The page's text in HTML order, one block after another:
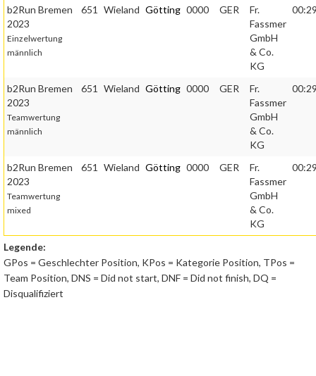
b2Run Bremen
2023
Einzelwertung
männlich
651 Wieland Götting 0000 GER
Fr.
Fassmer
GmbH
& Co.
KG
b2Run Bremen
2023
Teamwertung
männlich
651 Wieland Götting 0000 GER
Fr.
Fassmer
GmbH
& Co.
KG
b2Run Bremen
2023
Teamwertung
mixed
651 Wieland Götting 0000 GER
Fr.
Fassmer
GmbH
& Co.
KG
Legende:
GPos = Geschlechter Position, KPos = Kategorie Position, TPos =
Team Position, DNS = Did not start, DNF = Did not finish, DQ =
Disqualifiziert